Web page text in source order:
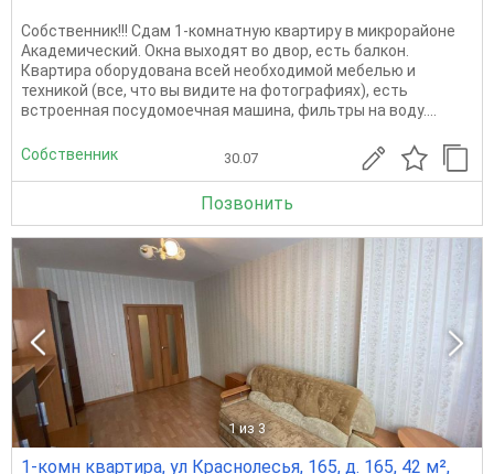
Собственник!!! Сдам 1-комнатную квартиру в микрорайоне
Академический. Окна выходят во двор, есть балкон.
Квартира оборудована всей необходимой мебелью и
техникой (все, что вы видите на фотографиях), есть
встроенная посудомоечная машина, фильтры на воду....
Собственник 30.07
Позвонить
1 из 3
1-комн квартира, ул Краснолесья, 165, д. 165, 42 м²,